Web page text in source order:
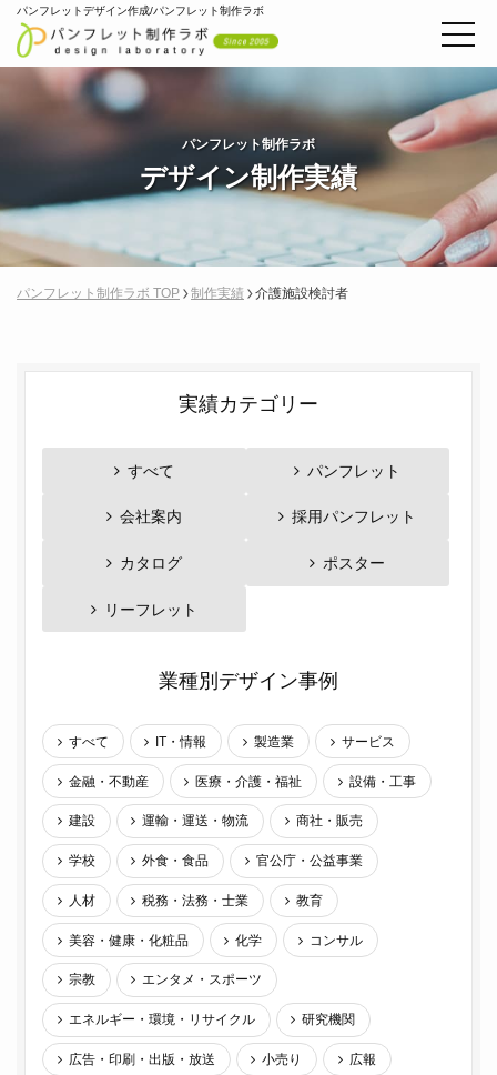
パンフレットデザイン作成/パンフレット制作ラボ
パンフレット制作ラボ
デザイン制作実績
パンフレット制作ラボ TOP 制作実績 介護施設検討者
実績カテゴリー
すべて パンフレット
会社案内 採用パンフレット
カタログ ポスター
リーフレット
業種別デザイン事例
すべて IT・情報 製造業 サービス
金融・不動産 医療・介護・福祉 設備・工事
建設 運輸・運送・物流 商社・販売
学校 外食・食品 官公庁・公益事業
人材 税務・法務・士業 教育
美容・健康・化粧品 化学 コンサル
宗教 エンタメ・スポーツ
エネルギー・環境・リサイクル 研究機関
広告・印刷・出版・放送 小売り 広報